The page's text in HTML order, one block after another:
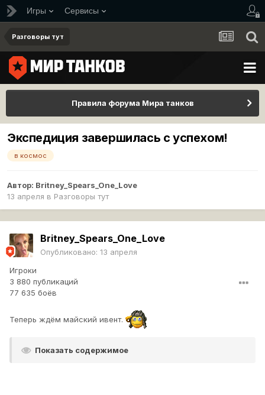
Игры Сервисы
Разговоры тут
Правила форума Мира танков
Экспедиция завершилась с успехом!
в космос
Автор: Britney_Spears_One_Love
13 апреля в Разговоры тут
Britney_Spears_One_Love
Опубликовано: 13 апреля
Игроки
3 880 публикаций
77 635 боёв
Теперь ждём майский ивент.
Показать содержимое